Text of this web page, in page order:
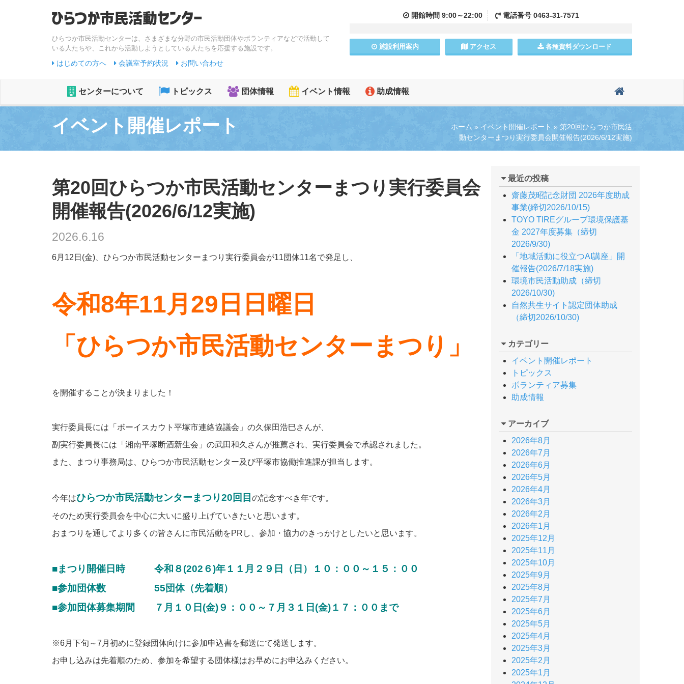
ひらつか市民活動センターは、さまざまな分野の市民活動団体やボランティアなどで活動して
いる人たちや、これから活動しようとしている人たちを応援する施設です。
はじめての方へ 会議室予約状況 お問い合わせ
開館時間 9:00～22:00 電話番号0463-31-7571
施設利用案内 アクセス 各種資料ダウンロード
センターについて トピックス 団体情報 イベント情報 助成情報
ホーム » イベント開催レポート » 第20回ひらつか市民活
動センターまつり実行委員会開催報告(2026/6/12実施)
イベント開催レポート
第20回ひらつか市民活動センターまつり実行委員会
開催報告(2026/6/12実施)
2026.6.16
6月12日(金)、ひらつか市民活動センターまつり実行委員会が11団体11名で発足し、
令和8年11月29日日曜日
「ひらつか市民活動センターまつり」
を開催することが決まりました！
実行委員長には「ボーイスカウト平塚市連絡協議会」の久保田浩巳さんが、
副実行委員長には「湘南平塚断酒新生会」の武田和久さんが推薦され、実行委員会で承認されました。
また、まつり事務局は、ひらつか市民活動センター及び平塚市協働推進課が担当します。
今年はひらつか市民活動センターまつり20回目 の記念すべき年です。
そのため実行委員会を中心に大いに盛り上げていきたいと思います。
おまつりを通してより多くの皆さんに市民活動をPRし、参加・協力のきっかけとしたいと思います。
■まつり開催日時 令和８(202６)年１１月２９日（日）１０：００～１５：００
■参加団体数 55団体（先着順）
■参加団体募集期間 ７月１０日(金)９：００～７月３１日(金)１７：００まで
※6月下旬～7月初めに登録団体向けに参加申込書を郵送にて発送します。
お申し込みは先着順のため、参加を希望する団体様はお早めにお申込みください。
最近の投稿
齋藤茂昭記念財団 2026年度助成
事業(締切2026/10/15)
TOYO TIREグループ環境保護基
金 2027年度募集（締切
2026/9/30)
「地域活動に役立つAI講座」開
催報告(2026/7/18実施)
環境市民活動助成（締切
2026/10/30)
自然共生サイト認定団体助成
（締切2026/10/30)
カテゴリー
イベント開催レポート
トピックス
ボランティア募集
助成情報
アーカイブ
2026年8月
2026年7月
2026年6月
2026年5月
2026年4月
2026年3月
2026年2月
2026年1月
2025年12月
2025年11月
2025年10月
2025年9月
2025年8月
2025年7月
2025年6月
2025年5月
2025年4月
2025年3月
2025年2月
2025年1月